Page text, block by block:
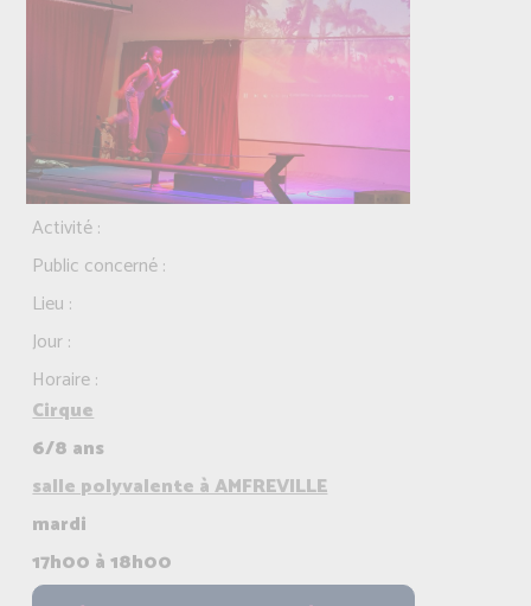
Activité :
Public concerné :
Lieu :
Jour :
Horaire :
Cirque
6/8 ans
salle polyvalente à AMFREVILLE
mardi
17h00 à 18h00